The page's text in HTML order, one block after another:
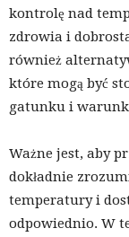
kontrolę nad
zdrowia i
również
które mogą być
gatunku i
Ważne jest, aby
dokładnie
temperatury i
odpowiednio. W